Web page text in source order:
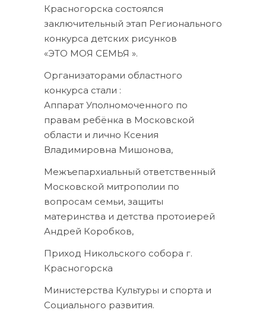
Красногорска состоялся
заключительный этап Регионального
конкурса детских рисунков
«ЭТО МОЯ СЕМЬЯ ».
Организаторами областного
конкурса стали :
Аппарат Уполномоченного по
правам ребёнка в Московской
области и лично Ксения
Владимировна Мишонова,
Межъепархиальный ответственный
Московской митрополии по
вопросам семьи, защиты
материнства и детства протоиерей
Андрей Коробков,
Приход Никольского собора г.
Красногорска
Министерства Культуры и спорта и
Социального развития.